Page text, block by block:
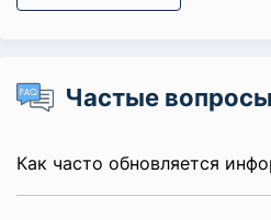
Частые вопросы
Как часто обновляется